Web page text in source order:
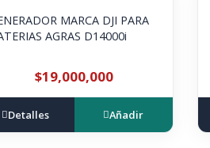
MARCA DJI PARA
BATERIAS AGRAS D14000i
$19,000,000
Detalles Añadir